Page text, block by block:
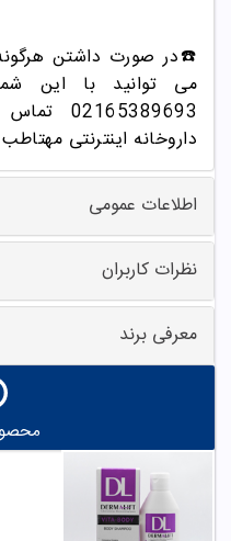
☎️در صورت داشتن
02165389693
تماس
داروخانه اینترنتی
اطلاعات عمومی
نظرات کاربران
معرفی برند